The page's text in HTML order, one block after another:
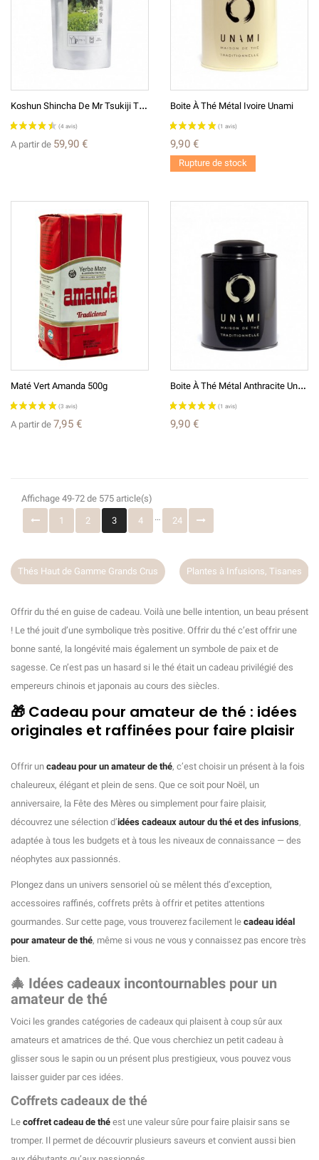
(1 avis)
K
Oshun Shincha De Mr Tsukiji Thé Vert Japonais 煎茶蒼風 新茶こしゅんつきじ
A partir de 59,90 €
Boite À Thé Métal Ivoire Unami
9,90 €
Rupture de stock
Maté Vert Amanda 500g
A partir de 7,95 €
B
Oite À Thé Métal Anthracite Unami
9,90 €
Affichage 49-72 de 575 article(s)
1 2 3 4 … 24
Thés Haut de Gamme Grands Crus Plantes à Infusions, Tisanes
Offrir du thé en guise de cadeau. Voilà une belle intention, un beau présent
! Le thé jouit d’une symbolique très positive. Offrir du thé c’est offrir une
bonne santé, la longévité mais également un symbole de paix et de
sagesse. Ce n’est pas un hasard si le thé était un cadeau privilégié des
empereurs chinois et japonais au cours des siècles.
🎁 Cadeau pour amateur de thé : idées
originales et raffinées pour faire plaisir
Offrir un cadeau pour un amateur de thé, c’est choisir un présent à la fois
chaleureux, élégant et plein de sens. Que ce soit pour Noël, un
anniversaire, la Fête des Mères ou simplement pour faire plaisir,
découvrez une sélection d’idées cadeaux autour du thé et des infusions,
adaptée à tous les budgets et à tous les niveaux de connaissance — des
néophytes aux passionnés.
Plongez dans un univers sensoriel où se mêlent thés d’exception,
accessoires raffinés, coffrets prêts à offrir et petites attentions
gourmandes. Sur cette page, vous trouverez facilement le cadeau idéal
pour amateur de thé, même si vous ne vous y connaissez pas encore très
bien.
🎄 Idées cadeaux incontournables pour un
amateur de thé
Voici les grandes catégories de cadeaux qui plaisent à coup sûr aux
amateurs et amatrices de thé. Que vous cherchiez un petit cadeau à
glisser sous le sapin ou un présent plus prestigieux, vous pouvez vous
laisser guider par ces idées.
Coffrets cadeaux de thé
Le coffret cadeau de thé est une valeur sûre pour faire plaisir sans se
tromper. Il permet de découvrir plusieurs saveurs et convient aussi bien